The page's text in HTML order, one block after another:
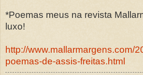
*Poemas meus na revista
luxo!
http://www.mallarmargens.com/
poemas-de-assis-freitas.html